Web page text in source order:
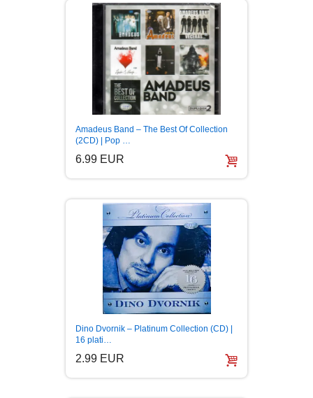
Amadeus Band – The Best Of Collection
(2CD) | Pop …
6.99 EUR
Dino Dvornik – Platinum Collection (CD) |
16 plati…
2.99 EUR